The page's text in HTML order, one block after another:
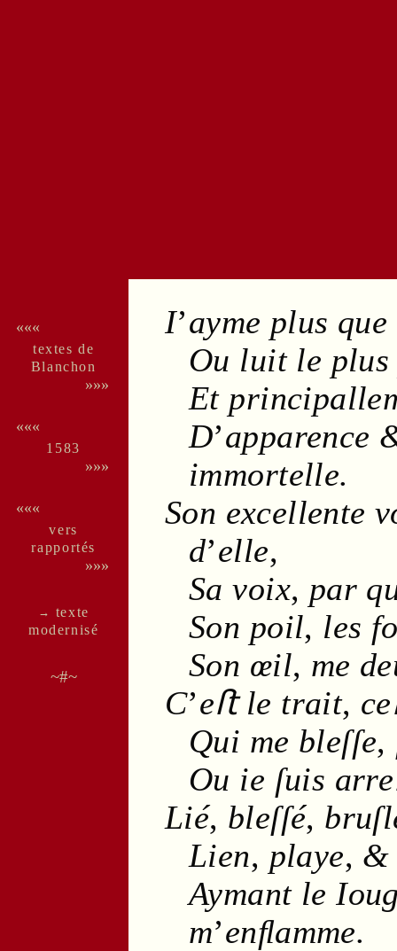
«««
textes de
Blan­chon
»»»
«««
1583
»»»
«««
vers
rappor­tés
»»»
→ texte
moder­nisé
~#~
I’ayme plus
Ou luit le
Et
D’apparence
immortelle.
Son excellente
d’elle,
Savoix, par
Son poil, les
Son œil, me
C’eﬅ le trait,
Qui me bleſſe,
Ou ie ſuis
Lié, bleſſé,
Lien, playe,
Aymant le
m’enﬂamme.